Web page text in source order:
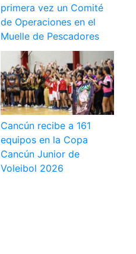
primera vez un Comité
de Operaciones en el
Muelle de Pescadores
Cancún recibe a 161
equipos en la Copa
Cancún Junior de
Voleibol 2026